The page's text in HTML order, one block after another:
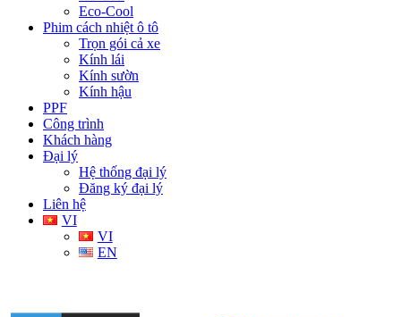
Eco-Cool
Phim cách nhiệt ô tô
Trọn gói cả xe
Kính lái
Kính sườn
Kính hậu
PPF
Công trình
Khách hàng
Đại lý
Hệ thống đại lý
Đăng ký đại lý
Liên hệ
VI
VI
EN